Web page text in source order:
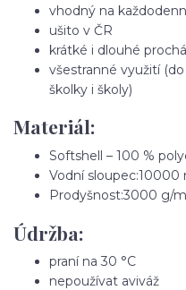
vhodný na
ušito v ČR
krátké i dlouhé
všestranné využití
školky i školy)
Materiál:
Softshell – 100 %
Vodní sloupec:10000
Prodyšnost:3000 g/
Údržba:
praní na 30 °C
nepoužívat aviváž